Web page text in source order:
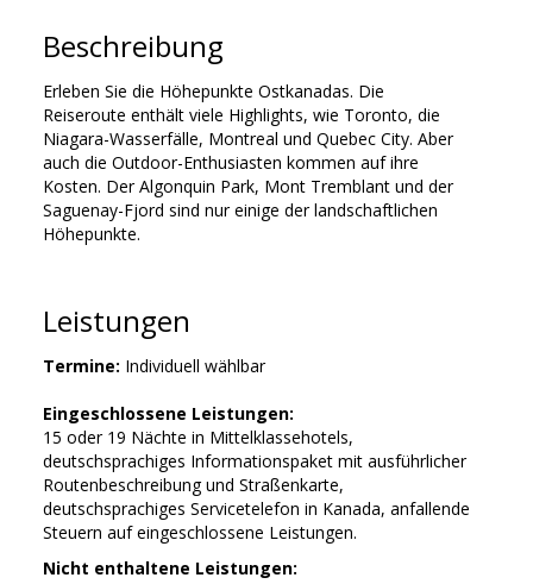
Beschreibung
Erleben Sie die Höhepunkte Ostkanadas. Die
Reiseroute enthält viele Highlights, wie Toronto, die
Niagara-Wasserfälle, Montreal und Quebec City. Aber
auch die Outdoor-Enthusiasten kommen auf ihre
Kosten. Der Algonquin Park, Mont Tremblant und der
Saguenay-Fjord sind nur einige der landschaftlichen
Höhepunkte.
Leistungen
Termine: Individuell wählbar
Eingeschlossene Leistungen:
15 oder 19 Nächte in Mittelklassehotels,
deutschsprachiges Informationspaket mit ausführlicher
Routenbeschreibung und Straßenkarte,
deutschsprachiges Servicetelefon in Kanada, anfallende
Steuern auf eingeschlossene Leistungen.
Nicht enthaltene Leistungen: